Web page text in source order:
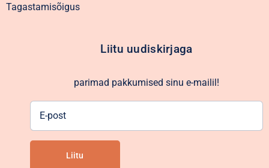
Tagastamisõigus
Liitu uudiskirjaga
parimad pakkumised sinu e-mailil!
Liitu